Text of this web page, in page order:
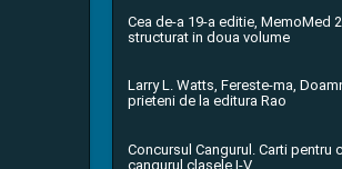
Cea de-a 19-a editie, MemoMed
structurat in doua volume
Larry L. Watts, Fereste-ma,
prieteni de la editura Rao
Concursul Cangurul. Carti pentru
cangurul clasele I-V